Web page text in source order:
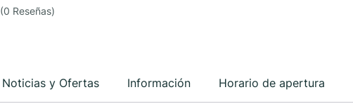
(0 Reseñas)
Noticias y Ofertas Información Horario de apertura